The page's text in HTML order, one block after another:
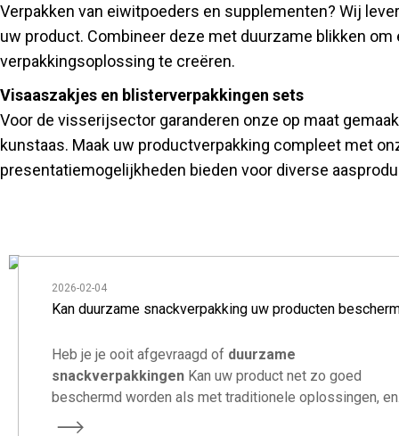
Verpakken van eiwitpoeders en supplementen? Wij
uw product. Combineer deze met duurzame blikken
verpakkingsoplossing te creëren.
Visaaszakjes en blisterverpakkingen sets
Voor de visserijsector garanderen onze op maat
kunstaas. Maak uw productverpakking compleet met
presentatiemogelijkheden bieden voor diverse
2026-02-04
Kan duurzame snackverpakking uw producten
Heb je je ooit afgevraagd of duurzame
snackverpakkingenKan uw product net zo goed
beschermd worden als met traditionele oplossingen, en
tegelijkertijd uw merk laten opvallen in een steeds